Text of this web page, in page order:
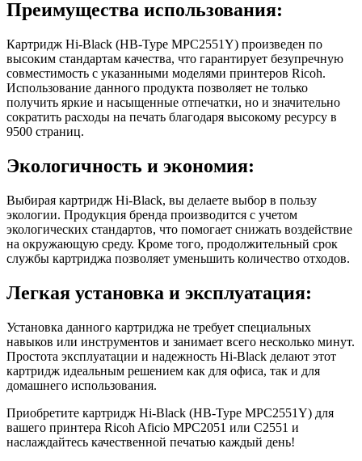
Преимущества использования:
Картридж Hi-Black (HB-Type MPC2551Y) произведен по
высоким стандартам качества, что гарантирует безупречную
совместимость с указанными моделями принтеров Ricoh.
Использование данного продукта позволяет не только
получить яркие и насыщенные отпечатки, но и значительно
сократить расходы на печать благодаря высокому ресурсу в
9500 страниц.
Экологичность и экономия:
Выбирая картридж Hi-Black, вы делаете выбор в пользу
экологии. Продукция бренда производится с учетом
экологических стандартов, что помогает снижать воздействие
на окружающую среду. Кроме того, продолжительный срок
службы картриджа позволяет уменьшить количество отходов.
Легкая установка и эксплуатация:
Установка данного картриджа не требует специальных
навыков или инструментов и занимает всего несколько минут.
Простота эксплуатации и надежность Hi-Black делают этот
картридж идеальным решением как для офиса, так и для
домашнего использования.
Приобретите картридж Hi-Black (HB-Type MPC2551Y) для
вашего принтера Ricoh Aficio MPC2051 или C2551 и
наслаждайтесь качественной печатью каждый день!